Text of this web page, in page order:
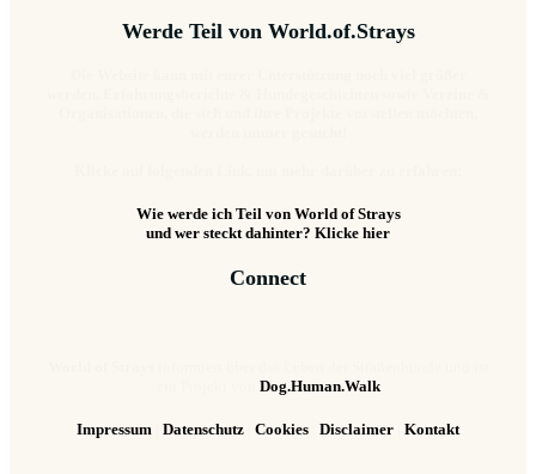
Werde Teil von World.of.Strays
Wie werde ich Teil von World of Strays
und wer steckt dahinter? Klicke hier
Connect
Dog.Human.Walk
Impressum Datenschutz Cookies Disclaimer Kontakt